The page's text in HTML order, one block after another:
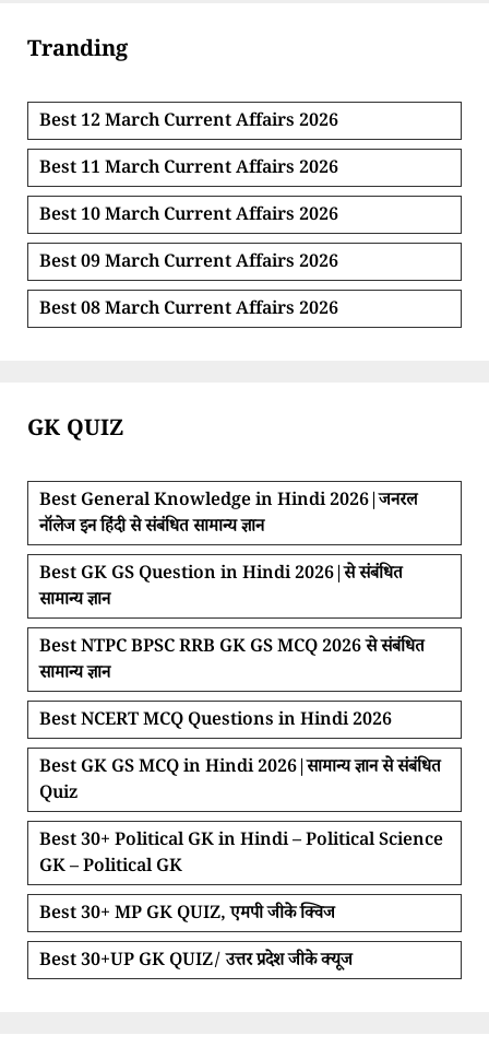
Tranding
Best 12 March Current Affairs 2026
Best 11 March Current Affairs 2026
Best 10 March Current Affairs 2026
Best 09 March Current Affairs 2026
Best 08 March Current Affairs 2026
GK QUIZ
Best General Knowledge in Hindi 2026|जनरल
नॉलेज इन हिंदी से संबंधित सामान्य ज्ञान
Best GK GS Question in Hindi 2026|से संबंधित
सामान्य ज्ञान
Best NTPC BPSC RRB GK GS MCQ 2026 से संबंधित
सामान्य ज्ञान
Best NCERT MCQ Questions in Hindi 2026
Best GK GS MCQ in Hindi 2026|सामान्य ज्ञान से संबंधित
Quiz
Best 30+ Political GK in Hindi – Political Science
GK – Political GK
Best 30+ MP GK QUIZ, एमपी जीके क्विज
Best 30+UP GK QUIZ/ उत्तर प्रदेश जीके क्यूज